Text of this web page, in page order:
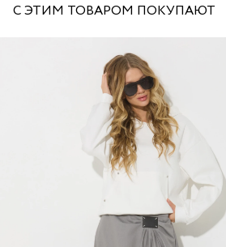
С ЭТИМ ТОВАРОМ ПОКУПАЮТ